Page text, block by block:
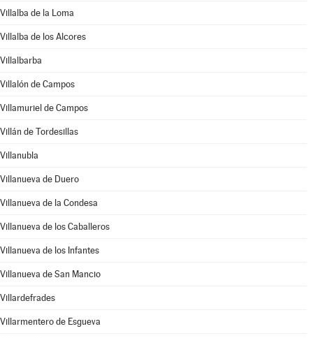
Villalba de la Loma
Villalba de los Alcores
Villalbarba
Villalón de Campos
Villamuriel de Campos
Villán de Tordesillas
Villanubla
Villanueva de Duero
Villanueva de la Condesa
Villanueva de los Caballeros
Villanueva de los Infantes
Villanueva de San Mancio
Villardefrades
Villarmentero de Esgueva